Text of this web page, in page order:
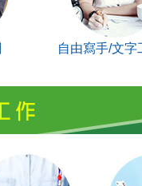
自由寫手/文字